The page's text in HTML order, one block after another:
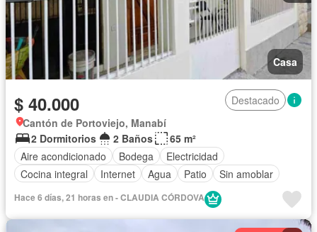
Casa
$ 40.000
Destacado
Cantón de Portoviejo, Manabí
2 Dormitorios
2 Baños
65 m²
Aire acondicionado
Bodega
Electricidad
Cocina integral
Internet Agua Patio Sin amoblar
Hace 6 días, 21 horas en - CLAUDIA CÓRDOVA